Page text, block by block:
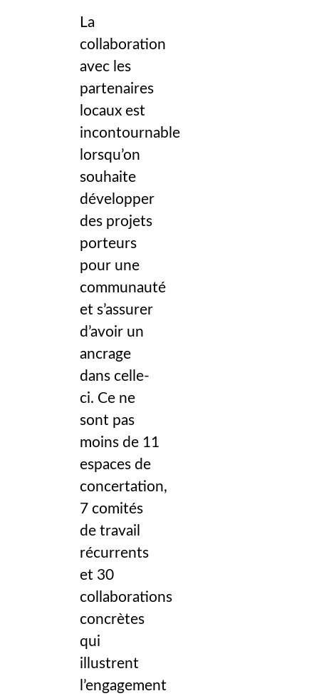
La
collaboration
avec les
partenaires
locaux est
incontournable
lorsqu’on
souhaite
développer
des projets
porteurs
pour une
communauté
et s’assurer
d’avoir un
ancrage
dans celle-
ci. Ce ne
sont pas
moins de 11
espaces de
concertation,
7 comités
de travail
récurrents
et 30
collaborations
concrètes
qui
illustrent
l’engagement